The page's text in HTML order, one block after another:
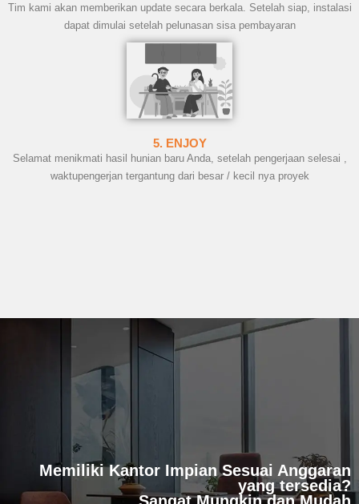
Tim kami akan memberikan update secara berkala. Setelah siap, instalasi
dapat dimulai setelah pelunasan sisa pembayaran
5. ENJOY
Selamat menikmati hasil hunian baru Anda, setelah pengerjaan selesai ,
waktupengerjan tergantung dari besar / kecil nya proyek
Memiliki Kantor Impian Sesuai Anggaran
yang tersedia?
Sangat Mungkin dan Mudah